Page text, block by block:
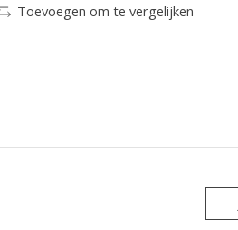
Toevoegen om te vergelijken